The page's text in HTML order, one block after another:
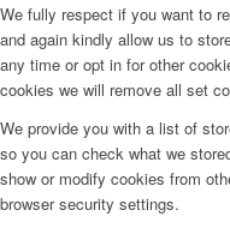
We fully respect if you want to
and again kindly allow us to
any time or opt in for other
cookies we will remove all set
We provide you with a list of
so you can check what we
show or modify cookies from
browser security settings.